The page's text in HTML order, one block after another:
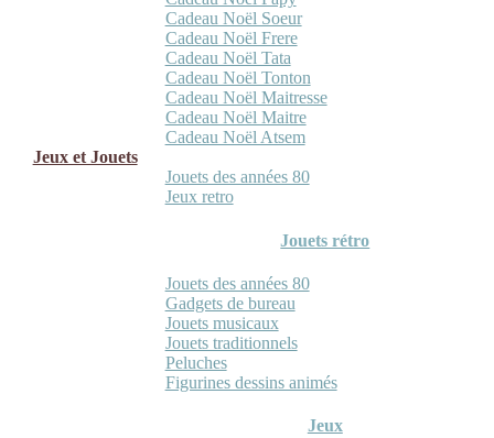
Cadeau Noël Soeur
Cadeau Noël Frere
Cadeau Noël Tata
Cadeau Noël Tonton
Cadeau Noël Maitresse
Cadeau Noël Maitre
Cadeau Noël Atsem
Jeux et Jouets
Jouets des années 80
Jeux retro
Jouets rétro
Jouets des années 80
Gadgets de bureau
Jouets musicaux
Jouets traditionnels
Peluches
Figurines dessins animés
Jeux